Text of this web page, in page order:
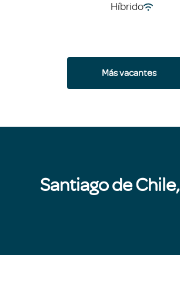
Híbrido
Más vacantes
Santiago de